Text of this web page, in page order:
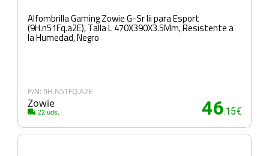
Alfombrilla Gaming Zowie G-Sr Iii para Esport
(9H.n51Fq.a2E), Talla L 470X390X3.5Mm, Resistente a
la Humedad, Negro
P/N: 9H.N51FQ.A2E
Zowie
22 uds. 46.15€